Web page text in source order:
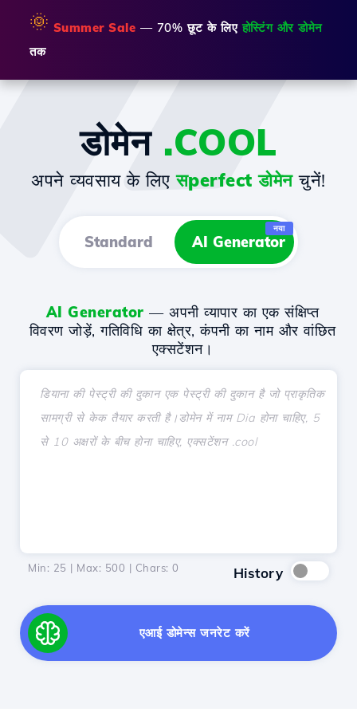
🌞 Summer Sale — 70% छूट के लिएहोस्टिंग और डोमेन
तक
डोमेन .COOL
अपने व्यवसाय के लिएसperfect डोमेनचुनें!
Standard AI Generator
नया
AI Generator — अपनी व्यापार का एक संक्षिप्त
विवरण जोड़ें, गतिविधि का क्षेत्र, कंपनी का नाम और वांछित
एक्सटेंशन।
Min: 25 | Max: 500 | Chars: 0 History
एआई डोमेन्स जनरेट करें